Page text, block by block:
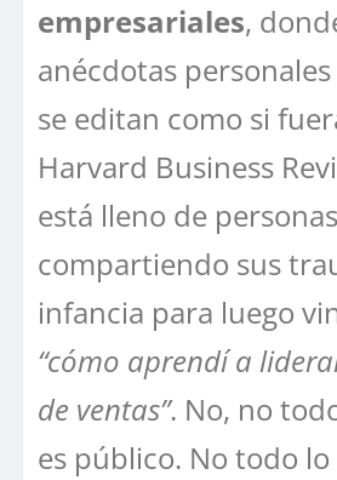
empresariales,
anécdotas
se editan como si
Harvard Business
está lleno de personas
compartiendo sus
infancia para luego
“cómo aprendí a
de ventas”. No, no
es público. No todo